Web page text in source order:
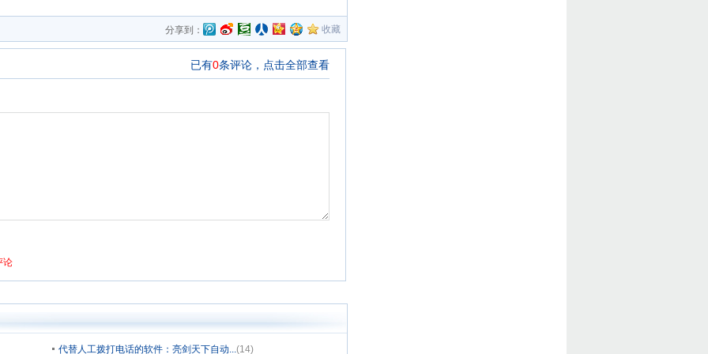
分享到： 收藏
代替人工拨打电话的软件：亮剑天下自动...(14)